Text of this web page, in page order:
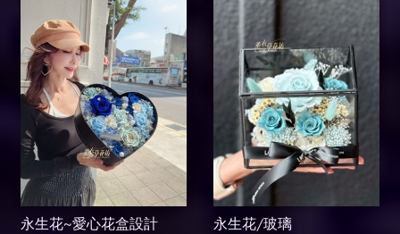
永生花~愛心花盒設計
永生花/玻璃